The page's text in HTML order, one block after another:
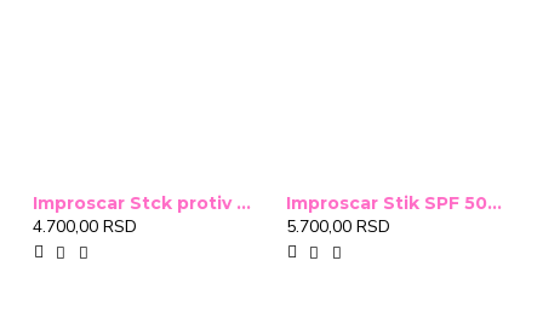
Improscar Stck protiv ožiljaka 4,6g
4.700,00 RSD
Improscar Stik SPF 50+ Conceal 6,9g (tonirani)
5.700,00 RSD